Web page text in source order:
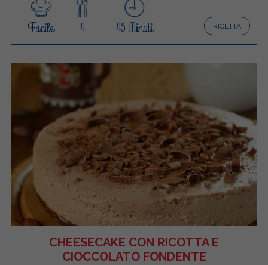
RICETTA
Facile 4 45 Minuti
CHEESECAKE CON RICOTTA E
CIOCCOLATO FONDENTE